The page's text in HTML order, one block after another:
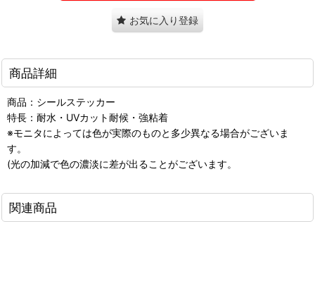
お気に入り登録
商品詳細
商品：シールステッカー
特長：耐水・UVカット耐候・強粘着
※モニタによっては色が実際のものと多少異なる場合がございま
す。
(光の加減で色の濃淡に差が出ることがございます。
関連商品